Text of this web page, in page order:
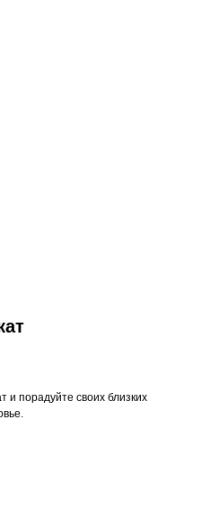
и порадуйте своих близких